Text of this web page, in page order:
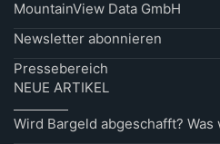
MountainView Data GmbH
Newsletter abonnieren
Pressebereich
NEUE ARTIKEL
Wird Bargeld abgeschafft?